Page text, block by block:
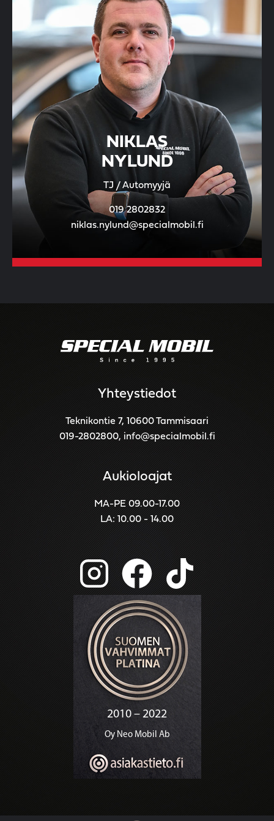
NIKLAS
NYLUND
TJ / Automyyjä
019 2802832
niklas.nylund@specialmobil.fi
Yhteystiedot
Teknikontie 7, 10600 Tammisaari
019-2802800, info@specialmobil.fi
Aukioloajat
MA-PE 09.00-17.00
LA: 10.00 - 14.00